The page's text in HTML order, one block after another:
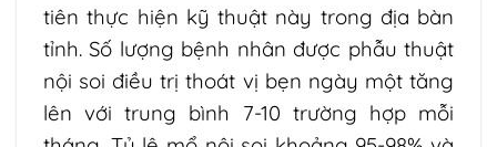
tiên thực hiện kỹ thuật này trong địa bàn
tỉnh. Số lượng bệnh nhân được phẫu thuật
nội soi điều trị thoát vị bẹn ngày một tăng
lên với trung bình 7-10 trường hợp mỗi